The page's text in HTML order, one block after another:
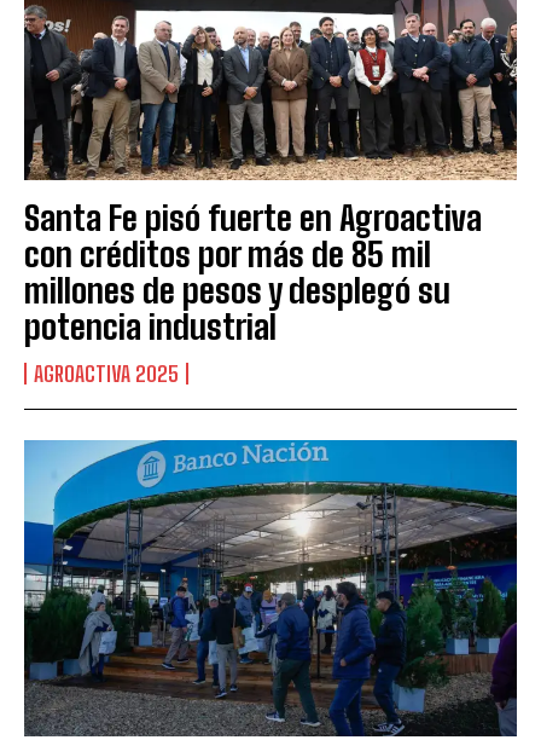
Santa Fe pisó fuerte en Agroactiva
con créditos por más de 85 mil
millones de pesos y desplegó su
potencia industrial
AGROACTIVA 2025